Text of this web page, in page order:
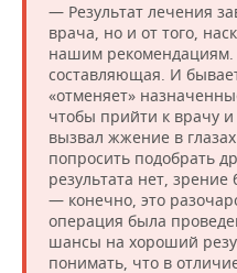
— Результат лечения
врача, но и от того,
нашим рекомендациям.
составляющая. И
«отменяет»
чтобы прийти к врачу
вызвал жжение в
попросить подобрать
результата нет,
— конечно, это
операция была
шансы на хороший
понимать, что в